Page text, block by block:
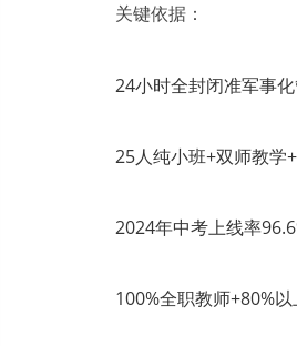
关键依据：
24小时全封闭准军事
25人纯小班+双师教学
2024年中考上线率
100%全职教师+80%